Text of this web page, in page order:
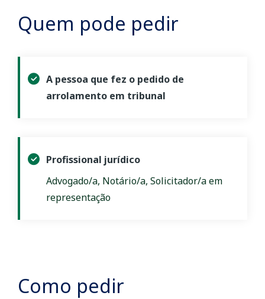
Quem pode pedir
A pessoa que fez o pedido de
arrolamento em tribunal
Profissional jurídico
Advogado/a, Notário/a, Solicitador/a em
representação
Como pedir